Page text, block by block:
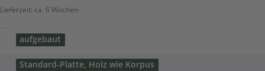
Lieferzeit: ca. 6 Wochen
aufgebaut
Standard-Platte, Holz wie Korpus